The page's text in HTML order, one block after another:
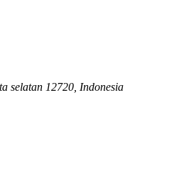
selatan 12720, Indonesia